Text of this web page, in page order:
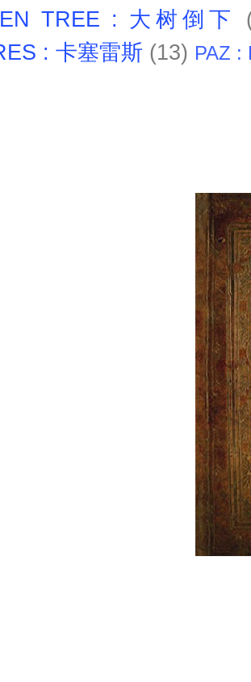
TREE : 大树倒下
: 卡塞雷斯 (13) PAZ :